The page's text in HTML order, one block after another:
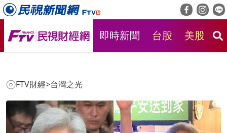
即時新聞 台股 美股
FTV財經>台灣之光